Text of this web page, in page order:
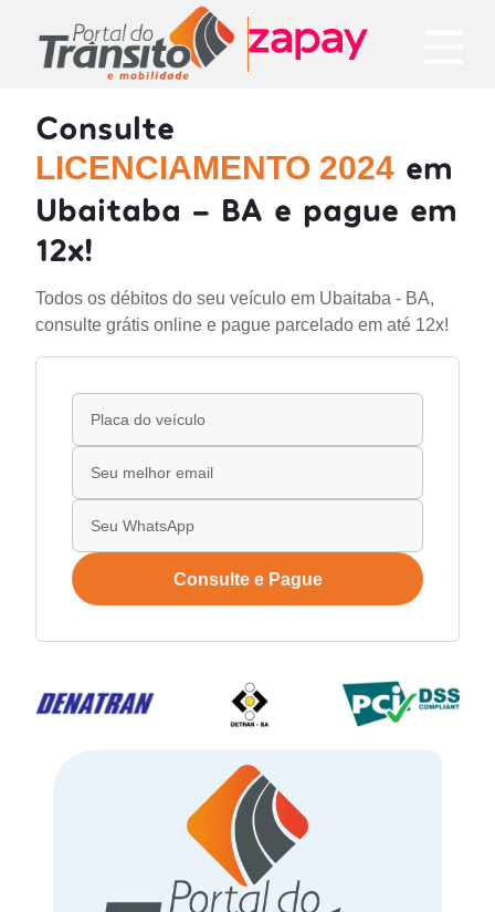
Consulte
LICENCIAMENTO 2024 em
Ubaitaba - BA e pague em
12x!
Todos os débitos do seu veículo em Ubaitaba - BA,
consulte grátis online e pague parcelado em até 12x!
Consulte e Pague